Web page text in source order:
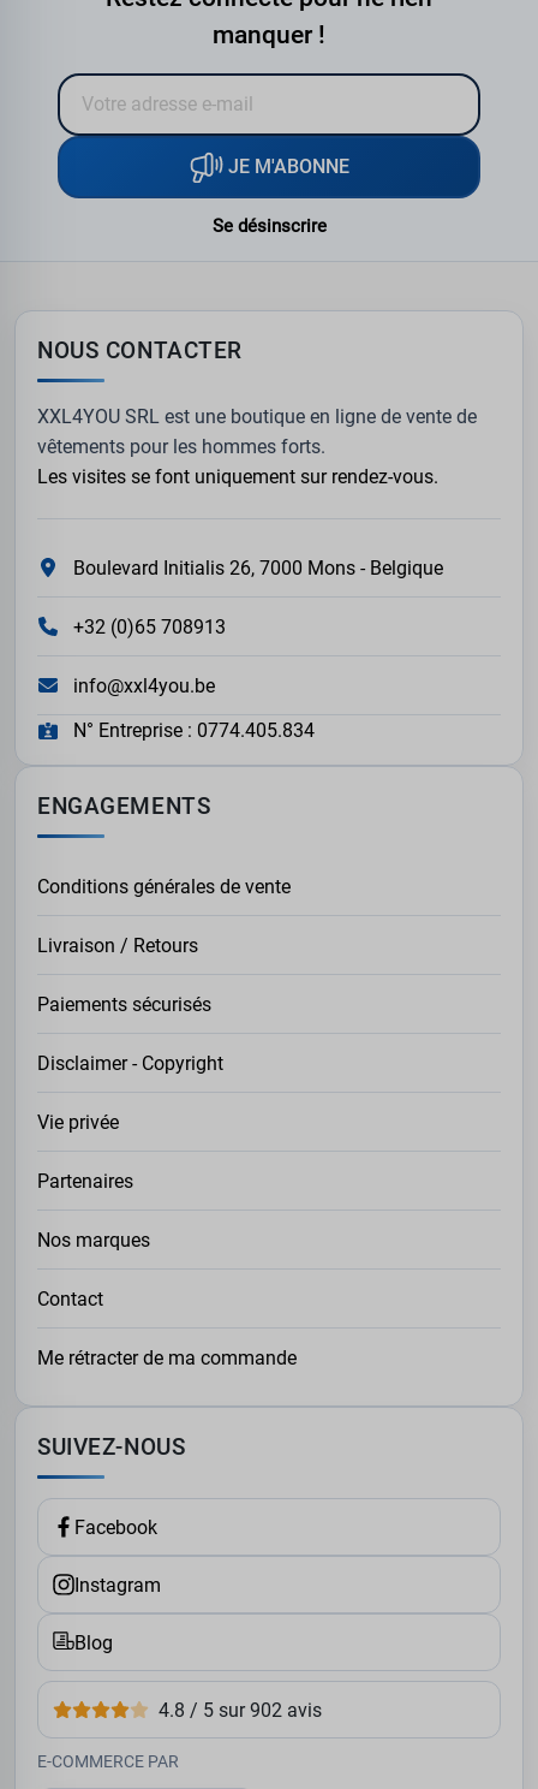
manquer !
JE M'ABONNE
Se désinscrire
NOUS CONTACTER
XXL4YOU SRL est une boutique en ligne de vente de
vêtements pour les hommes forts.
Les visites se font uniquement sur rendez-vous.
Boulevard Initialis 26, 7000 Mons - Belgique
+32 (0)65 708913
info@xxl4you.be
N° Entreprise : 0774.405.834
ENGAGEMENTS
Conditions générales de vente
Livraison / Retours
Paiements sécurisés
Disclaimer - Copyright
Vie privée
Partenaires
Nos marques
Contact
Me rétracter de ma commande
SUIVEZ-NOUS
Facebook
Instagram
Blog
4.8 / 5 sur 902 avis
E-COMMERCE PAR